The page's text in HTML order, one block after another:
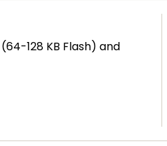
128 KB Flash) and